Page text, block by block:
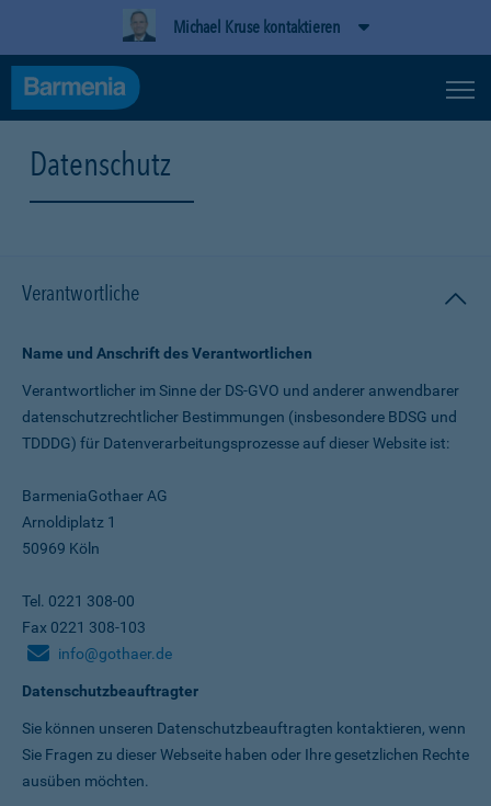
Michael Kruse kontaktieren
Datenschutz
Verantwortliche
Name und Anschrift des Verantwortlichen
Verantwortlicher im Sinne der DS-GVO und anderer anwendbarer
datenschutz­rechtlicher Bestimmungen (insbesondere BDSG und
TDDDG) für Daten­verarbeitungs­prozesse auf dieser Website ist:
BarmeniaGothaer AG
Arnoldiplatz 1
50969 Köln
Tel. 0221 308-00
Fax 0221 308-103
info@gothaer.de
Datenschutzbeauftragter
Sie können unseren Datenschutz­beauftragten kontaktieren, wenn
Sie Fragen zu dieser Webseite haben oder Ihre gesetzlichen Rechte
ausüben möchten.